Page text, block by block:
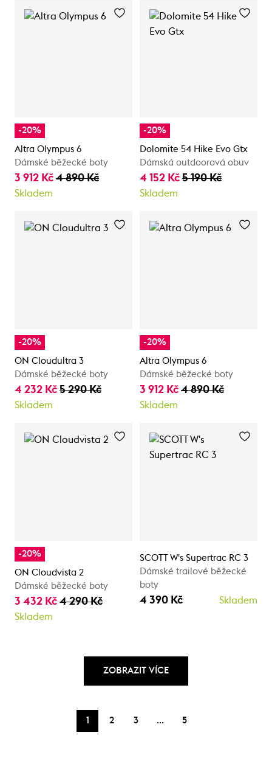
-20%
Altra Olympus 6
Dámské běžecké boty
3 912 Kč 4 890 Kč
Skladem
-20%
Dolomite 54 Hike Evo Gtx
Dámská outdoorová obuv
4 152 Kč 5 190 Kč
Skladem
-20%
ON Cloudultra 3
Dámské běžecké boty
4 232 Kč 5 290 Kč
Skladem
-20%
Altra Olympus 6
Dámské běžecké boty
3 912 Kč 4 890 Kč
Skladem
-20%
ON Cloudvista 2
Dámské běžecké boty
3 432 Kč 4 290 Kč
Skladem
SCOTT W's Supertrac RC 3
Dámské trailové běžecké
boty
4 390 Kč Skladem
ZOBRAZIT VÍCE
1 2 3 … 5